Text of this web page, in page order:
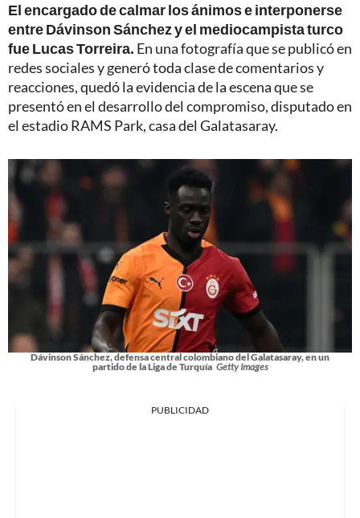
El encargado de calmar los ánimos e interponerse
entre Dávinson Sánchez y el mediocampista turco
fue Lucas Torreira. En una fotografía que se publicó en
redes sociales y generó toda clase de comentarios y
reacciones, quedó la evidencia de la escena que se
presentó en el desarrollo del compromiso, disputado en
el estadio RAMS Park, casa del Galatasaray.
Dávinson Sánchez, defensa central colombiano del Galatasaray, en un
partido de la Liga de Turquía Getty Images
PUBLICIDAD